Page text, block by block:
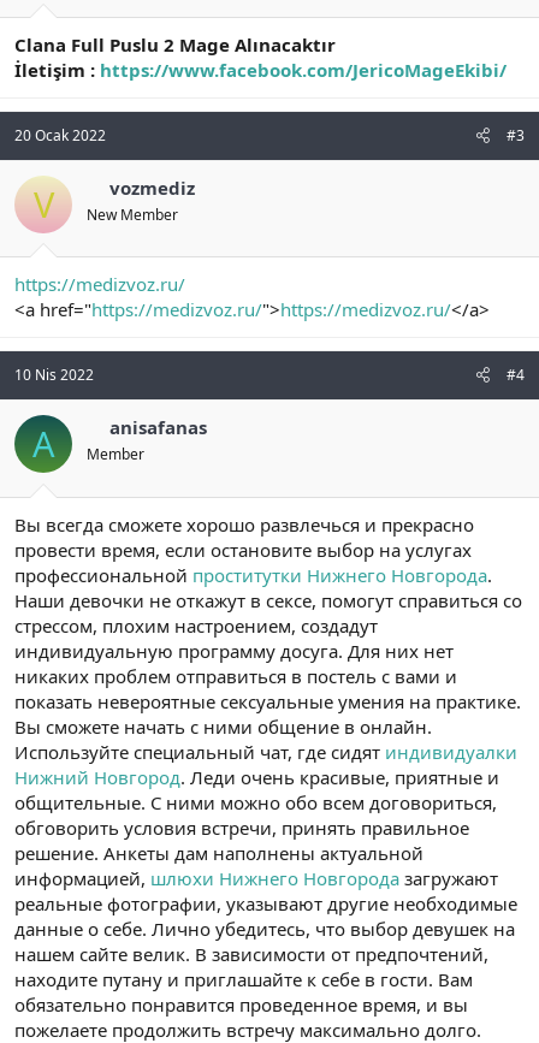
Clana Full Puslu 2 Mage Alınacaktır
İletişim : https://www.facebook.com/JericoMageEkibi/
20 Ocak 2022 #3
V vozmediz
New Member
https://medizvoz.ru/
<a href="https://medizvoz.ru/">https://medizvoz.ru/</a>
10 Nis 2022 #4
A anisafanas
Member
Вы всегда сможете хорошо развлечься и прекрасно
провести время, если остановите выбор на услугах
профессиональной проститутки Нижнего Новгорода.
Наши девочки не откажут в сексе, помогут справиться со
стрессом, плохим настроением, создадут
индивидуальную программу досуга. Для них нет
никаких проблем отправиться в постель с вами и
показать невероятные сексуальные умения на практике.
Вы сможете начать с ними общение в онлайн.
Используйте специальный чат, где сидят индивидуалки
Нижний Новгород. Леди очень красивые, приятные и
общительные. С ними можно обо всем договориться,
обговорить условия встречи, принять правильное
решение. Анкеты дам наполнены актуальной
информацией, шлюхи Нижнего Новгорода загружают
реальные фотографии, указывают другие необходимые
данные о себе. Лично убедитесь, что выбор девушек на
нашем сайте велик. В зависимости от предпочтений,
находите путану и приглашайте к себе в гости. Вам
обязательно понравится проведенное время, и вы
пожелаете продолжить встречу максимально долго.